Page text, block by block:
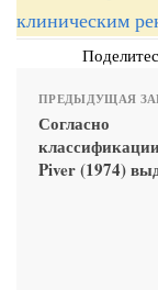
клиническим
ПРЕДЫДУЩАЯ
Согласно
Piver (1974)